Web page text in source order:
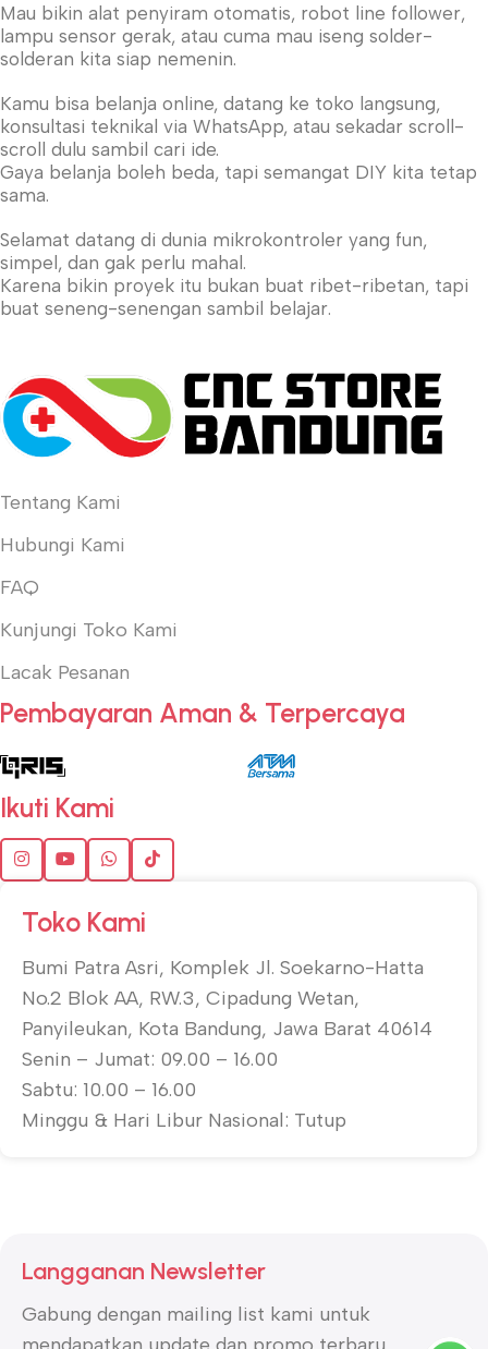
Mau bikin alat penyiram otomatis, robot line follower,
lampu sensor gerak, atau cuma mau iseng solder-
solderan kita siap nemenin.
Kamu bisa belanja online, datang ke toko langsung,
konsultasi teknikal via WhatsApp, atau sekadar scroll-
scroll dulu sambil cari ide.
Gaya belanja boleh beda, tapi semangat DIY kita tetap
sama.
Selamat datang di dunia mikrokontroler yang fun,
simpel, dan gak perlu mahal.
Karena bikin proyek itu bukan buat ribet-ribetan, tapi
buat seneng-senengan sambil belajar.
Tentang Kami
Hubungi Kami
FAQ
Kunjungi Toko Kami
Lacak Pesanan
Pembayaran Aman & Terpercaya
Ikuti Kami
Toko Kami
Bumi Patra Asri, Komplek Jl. Soekarno-Hatta
No.2 Blok AA, RW.3, Cipadung Wetan,
Panyileukan, Kota Bandung, Jawa Barat 40614
Senin – Jumat: 09.00 – 16.00
Sabtu: 10.00 – 16.00
Minggu & Hari Libur Nasional: Tutup
Langganan Newsletter
Gabung dengan mailing list kami untuk